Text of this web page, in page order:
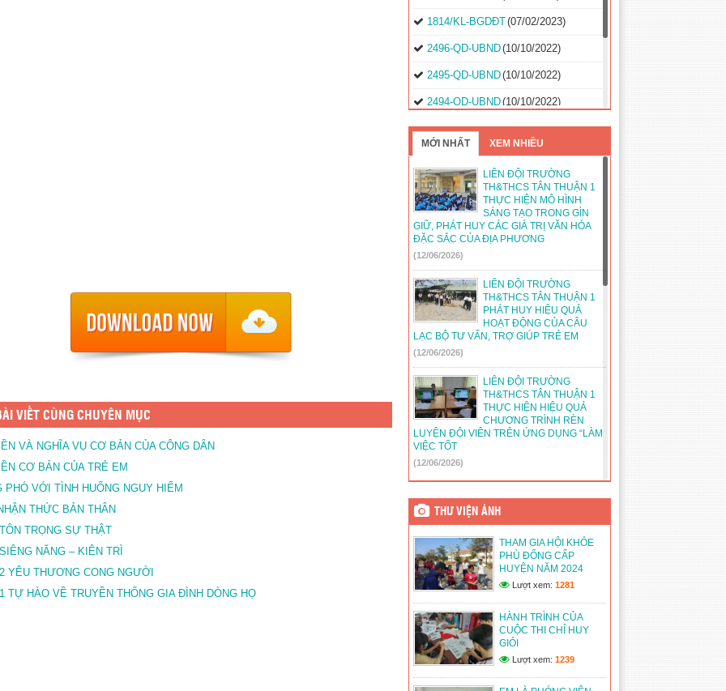
VIẾT CÙNG CHUYÊN MỤC
VÀ NGHĨA VỤ CƠ BẢN CỦA CÔNG DÂN
CƠ BẢN CỦA TRẺ EM
PHÓ VỚI TÌNH HUỐNG NGUY HIỂM
THỨC BẢN THÂN
TRỌNG SỰ THẬT
NĂNG – KIÊN TRÌ
YÊU THƯƠNG CONG NGƯỜI
TỰ HÀO VỀ TRUYỀN THỐNG GIA ĐÌNH DÒNG HỌ
1814/KL-BGDĐT(07/02/2023)
2496-QD-UBND(10/10/2022)
2495-QD-UBND(10/10/2022)
2494-QD-UBND(10/10/2022)
888/TB-UBND(31/08/2022)
2397/QĐ-UBND(26/08/2022)
31/2022/NQ-HĐND (16/08/2022)
MỚI NHẤT XEM NHIỀU
LIÊN ĐỘI TRƯỜNG
TH&THCS TÂN THUẬN 1
THỰC HIỆN MÔ HÌNH
SÁNG TẠO TRONG GÌN
GIỮ, PHÁT HUY CÁC GIÁ TRỊ VĂN HÓA
ĐẶC SẮC CỦA ĐỊA PHƯƠNG
(12/06/2026)
LIÊN ĐỘI TRƯỜNG
TH&THCS TÂN THUẬN 1
PHÁT HUY HIỆU QUẢ
HOẠT ĐỘNG CỦA CÂU
LẠC BỘ TƯ VẤN, TRỢ GIÚP TRẺ EM
(12/06/2026)
LIÊN ĐỘI TRƯỜNG
TH&THCS TÂN THUẬN 1
THỰC HIỆN HIỆU QUẢ
CHƯƠNG TRÌNH RÈN
LUYỆN ĐỘI VIÊN TRÊN ỨNG DỤNG “LÀM
VIỆC TỐT
(12/06/2026)
THUẬN 1 TRIỂN KHAI MÔ
HÌNH PHÁT HUY QUYỀN
“ ĐIỀU EM MUỐN NÓI”
(12/06/2026)
LIÊN ĐỘI TH&THCS TÂN
THUẬN 1 TỔ CHỨC
TUYÊN TRUYỀN LUẬT
TRẺ EM TRONG TRƯỜNG
HỌC
(12/06/2026)
LIÊN ĐỘI TH&THCS TÂN
THƯ VIỆN ẢNH
THAM GIA HỘI KHỎE
PHÙ ĐỔNG CẤP
HUYỆN NĂM 2024
Lượt xem: 1281
HÀNH TRÌNH CỦA
CUỘC THI CHỈ HUY
GIỎI
Lượt xem: 1239